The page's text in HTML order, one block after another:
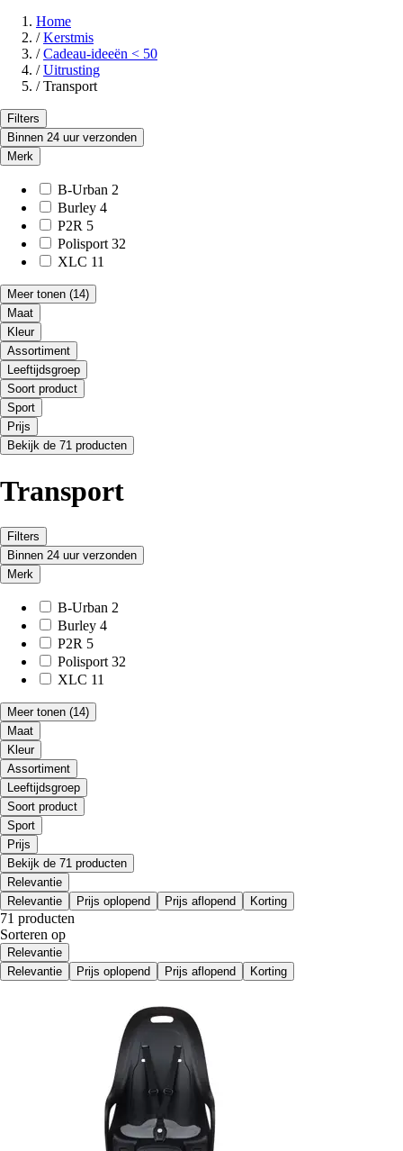
Home
/ Kerstmis
/ Cadeau-ideeën < 50
/ Uitrusting
/ Transport
Filters
Binnen 24 uur verzonden
Merk
B-Urban 2
Burley 4
P2R 5
Polisport 32
XLC 11
Meer tonen (14)
Maat
Kleur
Assortiment
Leeftijdsgroep
Soort product
Sport
Prijs
Bekijk de 71 producten
Transport
Filters
Binnen 24 uur verzonden
Merk
B-Urban 2
Burley 4
P2R 5
Polisport 32
XLC 11
Meer tonen (14)
Maat
Kleur
Assortiment
Leeftijdsgroep
Soort product
Sport
Prijs
Bekijk de 71 producten
Relevantie
Relevantie
Prijs oplopend Prijs aflopend Korting
71 producten
Sorteren op
Relevantie
Relevantie
Prijs oplopend Prijs aflopend Korting